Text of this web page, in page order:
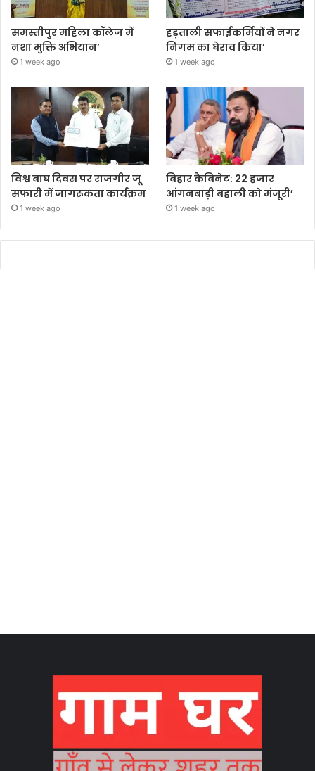
समस्तीपुर महिला कॉलेज में
नशा मुक्ति अभियान’
1 week ago
हड़ताली सफाईकर्मियों ने नगर
निगम का घेराव किया’
1 week ago
विश्व बाघ दिवस पर राजगीर जू
सफारी में जागरूकता कार्यक्रम
1 week ago
बिहार कैबिनेट: 22 हजार
आंगनबाड़ी बहाली को मंजूरी’
1 week ago